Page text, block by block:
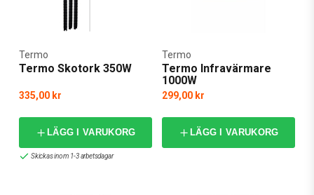
Termo Skotork 350W
Termo
335,00 kr
LÄGG I VARUKORG
Skickas inom 1-3 arbetsdagar
Termo Infravärmare
1000W
Termo
299,00 kr
LÄGG I VARUKORG